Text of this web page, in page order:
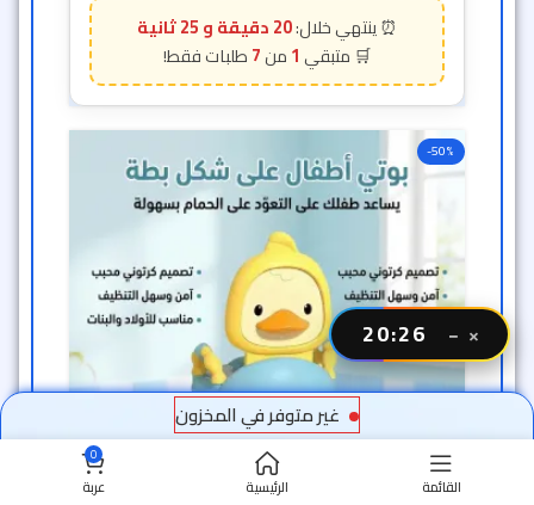
20 دقيقة و 23 ثانية
1
7
-50%
غير متوفر في المخزون
القائمة الرئيسية
0
عربة
×
−
20:24